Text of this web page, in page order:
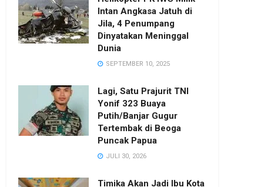
Intan Angkasa Jatuh di
Jila, 4 Penumpang
Dinyatakan Meninggal
Dunia
SEPTEMBER 10, 2025
Lagi, Satu Prajurit TNI
Yonif 323 Buaya
Putih/Banjar Gugur
Tertembak di Beoga
Puncak Papua
JULI 30, 2026
Timika Akan Jadi Ibu Kota